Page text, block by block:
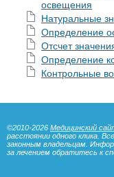
освещения
Натуральные
Определение
Отсчет
Определение
Контрольные
©2010-2026 Медицинский
расстоянии одного клика.
законным владельцам.
за лечением обратитесь к